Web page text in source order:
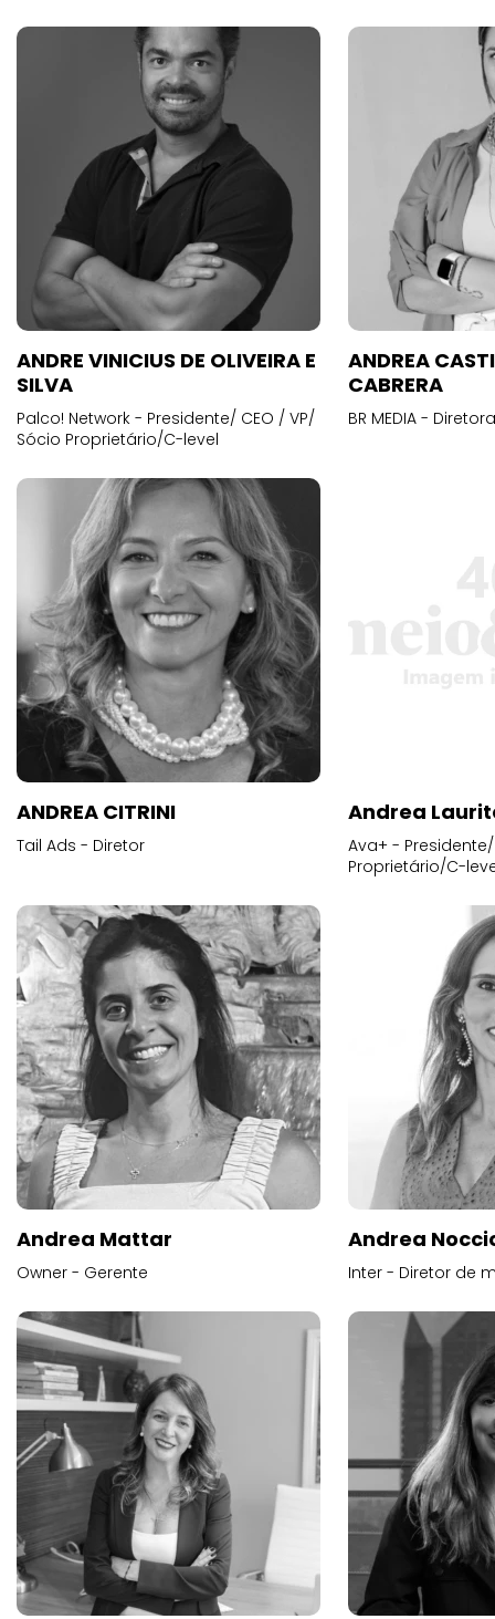
ANDRE VINICIUS DE OLIVEIRA E
SILVA
Palco! Network - Presidente/ CEO / VP/
Sócio Proprietário/C-level
ANDREA
CABRERA
BR MEDIA -
ANDREA CITRINI
Tail Ads - Diretor
Andrea
Ava+ -
Proprietário/C-
Andrea Mattar
Owner - Gerente
Andrea
Inter - Diretor de